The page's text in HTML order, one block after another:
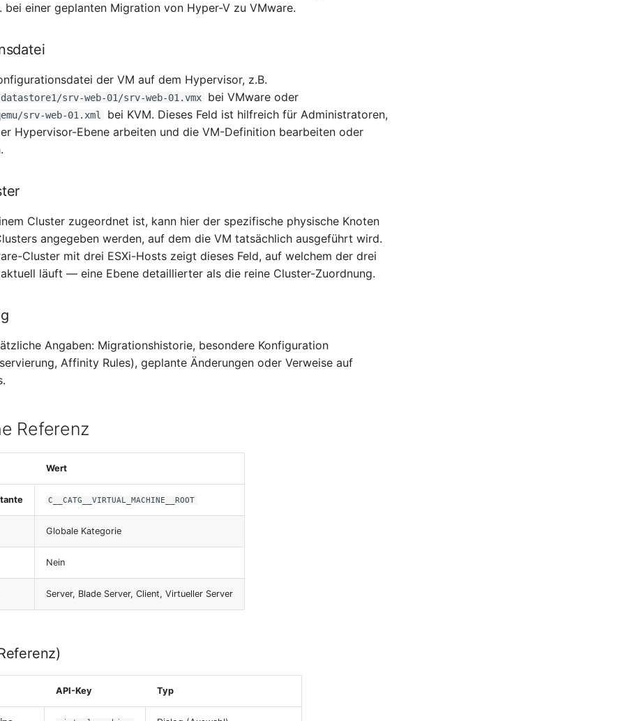
bei einer geplanten Migration von Hyper-V zu VMware.
der VM auf dem Hypervisor, z.B.
srv-web-01/srv-web-01.vmx bei VMware oder
srv-web-01.xml
bei KVM. Dieses Feld ist hilfreich für Administratoren,
Hypervisor-Ebene arbeiten und die VM-Definition bearbeiten oder
Cluster zugeordnet ist, kann hier der spezifische physische Knoten
angegeben werden, auf dem die VM tatsächlich ausgeführt wird.
Cluster mit drei ESXi-Hosts zeigt dieses Feld, auf welchem der drei
läuft — eine Ebene detaillierter als die reine Cluster-Zuordnung.
Angaben: Migrationshistorie, besondere Konfiguration
Affinity Rules), geplante Änderungen oder Verweise auf
Referenz
Wert
C__CATG__VIRTUAL_MACHINE__ROOT
Globale Kategorie
Nein
Server, Blade Server, Client, Virtueller Server
API-Key Typ